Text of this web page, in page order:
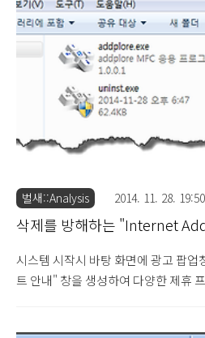
벌새::Analysis 2014. 11. 28. 19:50
삭제를 방해하는 "Internet
시스템 시작시 바탕 화면에 광고 팝업
트 안내" 창을 생성하여 다양한 제휴